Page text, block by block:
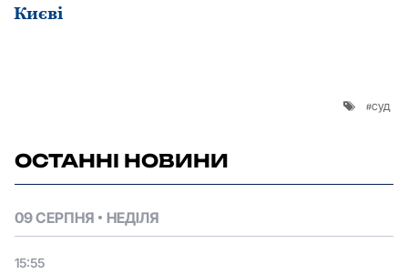
Києві
суд
ОСТАННІ НОВИНИ
09 СЕРПНЯ НЕДІЛЯ
15:55